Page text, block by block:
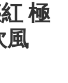
紅 極
風